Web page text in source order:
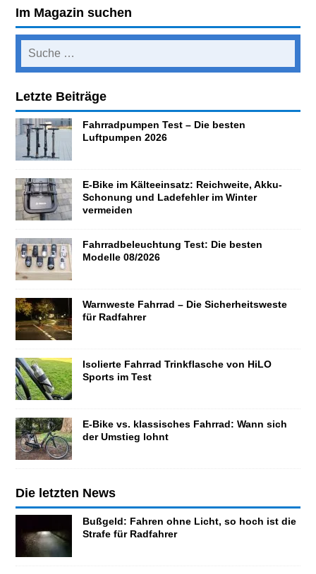
Im Magazin suchen
Letzte Beiträge
Fahrradpumpen Test – Die besten
Luftpumpen 2026
E-Bike im Kälteeinsatz: Reichweite, Akku-
Schonung und Ladefehler im Winter
vermeiden
Fahrradbeleuchtung Test: Die besten
Modelle 08/2026
Warnweste Fahrrad – Die Sicherheitsweste
für Radfahrer
Isolierte Fahrrad Trinkflasche von HiLO
Sports im Test
E-Bike vs. klassisches Fahrrad: Wann sich
der Umstieg lohnt
Die letzten News
Bußgeld: Fahren ohne Licht, so hoch ist die
Strafe für Radfahrer